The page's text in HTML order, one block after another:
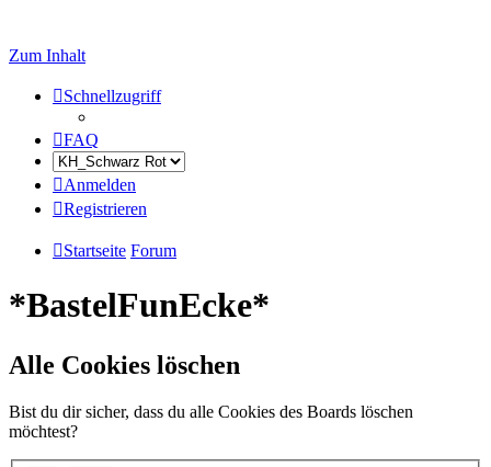
Zum Inhalt
Schnellzugriff
FAQ
Anmelden
Registrieren
Startseite Forum
*BastelFunEcke*
Alle Cookies löschen
Bist du dir sicher, dass du alle Cookies des Boards löschen
möchtest?